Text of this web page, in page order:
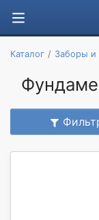
Каталог Заборы и